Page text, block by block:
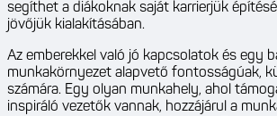
segíthet a diákoknak saját karrierjük
jövőjük kialakításában.
Az emberekkel való jó kapcsolatok és egy
munkakörnyezet alapvető fontosságúak,
számára. Egy olyan munkahely, ahol
inspiráló vezetők vannak, hozzájárul a